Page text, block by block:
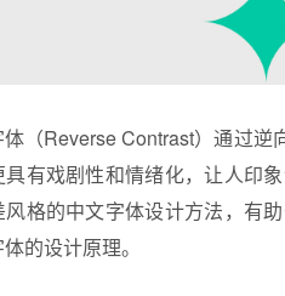
体 （Reverse Contrast）通过
具有戏剧性和情绪化，让人印
格的中文字体设计方法，有
体的设计原理。